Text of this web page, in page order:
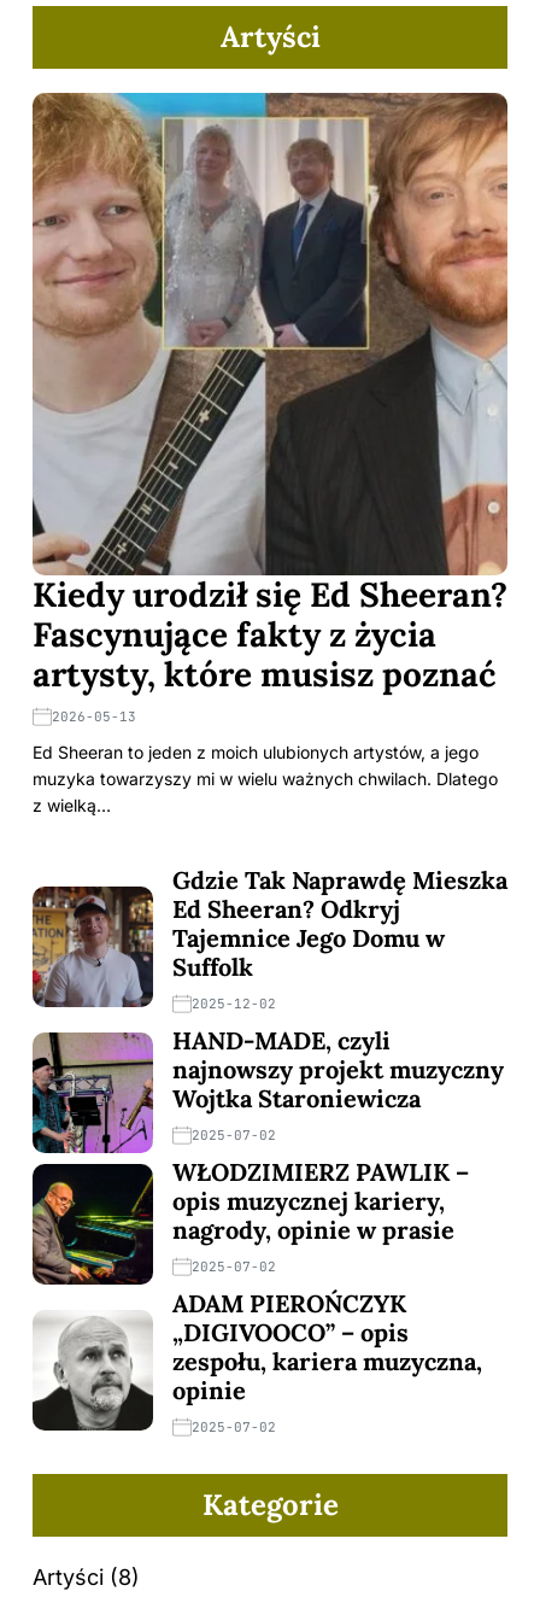
Artyści
Kiedy urodził się Ed Sheeran?
Fascynujące fakty z życia
artysty, które musisz poznać
2026-05-13
Ed Sheeran to jeden z moich ulubionych artystów, a jego
muzyka towarzyszy mi w wielu ważnych chwilach. Dlatego
z wielką…
Gdzie Tak Naprawdę Mieszka
Ed Sheeran? Odkryj
Tajemnice Jego Domu w
Suffolk
2025-12-02
HAND-MADE, czyli
najnowszy projekt muzyczny
Wojtka Staroniewicza
2025-07-02
WŁODZIMIERZ PAWLIK –
opis muzycznej kariery,
nagrody, opinie w prasie
2025-07-02
ADAM PIEROŃCZYK
„DIGIVOOCO” – opis
zespołu, kariera muzyczna,
opinie
2025-07-02
Kategorie
Artyści (8)